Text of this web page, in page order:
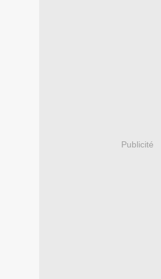
Publicité